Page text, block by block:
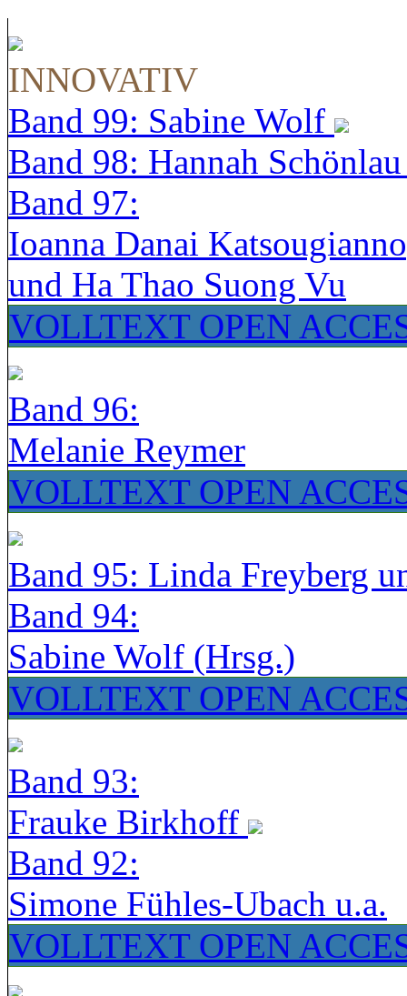
INNOVATIV
Band 99: Sabine Wolf
Band 98: Hannah
Band 97:
Ioanna Danai
und Ha Thao Suong Vu
VOLLTEXT OPEN
Band 96:
Melanie Reymer
VOLLTEXT OPEN
Band 95: Linda Freyberg
Band 94:
Sabine Wolf (Hrsg.)
VOLLTEXT OPEN
Band 93:
Frauke Birkhoff
Band 92:
Simone Fühles-Ubach u.a.
VOLLTEXT OPEN